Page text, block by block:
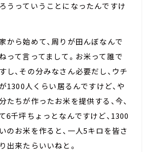
うっていうことになったんですけ
から始めて、周りが田んぼなんで
って言ってまして。お米って誰で
し、その分みなさん必要だし、ウチ
1300人くらい居るんですけど、や
たちが作ったお米を提供する、今、
6千坪ちょっとなんですけど、1300
のお米を作ると、一人5キロを皆さ
出来たらいいねと。